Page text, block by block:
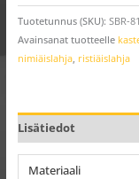
Tuotetunnus (SKU): SBR-
Avainsanat tuotteelle
nimiäislahja, ristiäislahja
Lisätiedot
Materiaali